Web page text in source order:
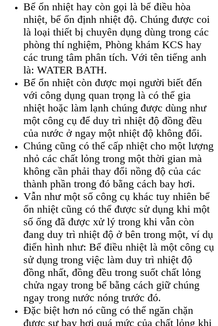
Bể ổn nhiệt hay còn gọi là bể điều hòa
nhiệt, bể ổn định nhiệt độ. Chúng được coi
là loại thiết bị chuyên dụng dùng trong các
phòng thí nghiệm, Phòng khám KCS hay
các trung tâm phân tích. Với tên tiếng anh
là: WATER BATH.
Bể ổn nhiệt còn được mọi người biết đến
với công dụng quan trọng là có thể gia
nhiệt hoặc làm lạnh chúng được dùng như
một công cụ để duy trì nhiệt độ đồng đều
của nước ở ngay một nhiệt độ không đổi.
Chúng cũng có thể cấp nhiệt cho một lượng
nhỏ các chất lỏng trong một thời gian mà
không cần phải thay đổi nồng độ của các
thành phần trong đó bằng cách bay hơi.
Vẫn như một số công cụ khác tuy nhiên bể
ổn nhiệt cũng có thể được sử dụng khi một
số ống đã được xử lý trong khi vẫn còn
đang duy trì nhiệt độ ở bên trong một, ví dụ
điển hình như: Bể điều nhiệt là một công cụ
sử dụng trong việc làm duy trì nhiệt độ
đồng nhất, đồng đều trong suốt chất lỏng
chửa ngay trong bể bằng cách giữ chúng
ngay trong nước nóng trước đó.
Đặc biệt hơn nó cũng có thể ngăn chặn
được sự bay hơi quá mức của chất lỏng khi